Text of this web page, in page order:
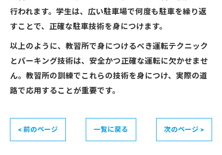
行われます。学生は、広い駐車場で何度も駐車を繰り返
すことで、正確な駐車技術を身につけます。
以上のように、教習所で身につけるべき運転テクニック
とパーキング技術は、安全かつ正確な運転に欠かせませ
ん。教習所の訓練でこれらの技術を身につけ、実際の道
路で応用することが重要です。
< 前のページ 一覧に戻る 次のページ >